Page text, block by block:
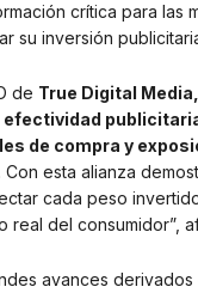
crítica para las
su inversión
de True Digital Media,
efectividad
de compra y
. Con esta alianza
cada peso
real del consumidor”,
avances derivados